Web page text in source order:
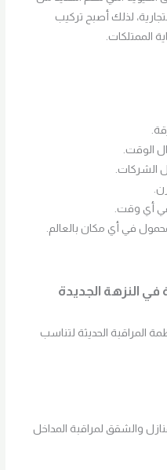
لذلك أصبح تركيب
الممتلكات.
الوقت.
الشركات.
في أي وقت.
في أي مكان بالعالم.
في النزهة الجديدة
المراقبة الحديثة لتناسب
والشقق لمراقبة المداخل